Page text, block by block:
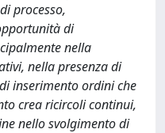
processo,
di
nella
nella presenza di
inserimento ordini che
crea ricircoli continui,
nello svolgimento di